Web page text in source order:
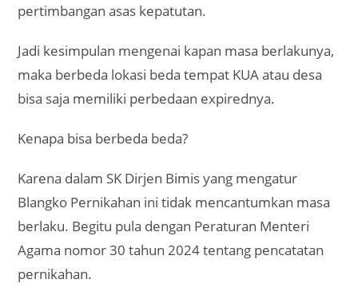
pertimbangan asas kepatutan.
Jadi kesimpulan mengenai kapan masa berlakunya,
maka berbeda lokasi beda tempat KUA atau desa
bisa saja memiliki perbedaan expirednya.
Kenapa bisa berbeda beda?
Karena dalam SK Dirjen Bimis yang mengatur
Blangko Pernikahan ini tidak mencantumkan masa
berlaku. Begitu pula dengan Peraturan Menteri
Agama nomor 30 tahun 2024 tentang pencatatan
pernikahan.